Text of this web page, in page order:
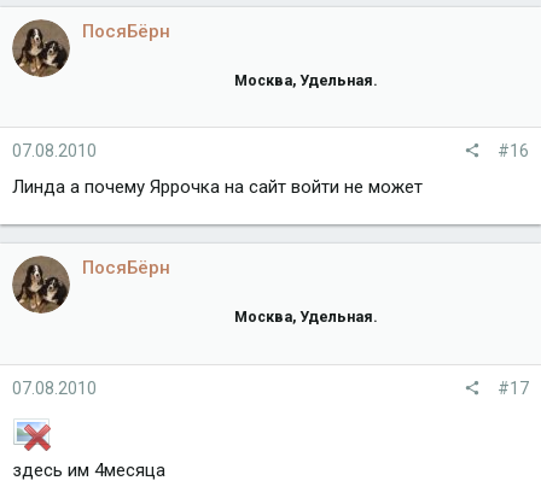
ПосяБёрн
Москва, Удельная.
07.08.2010 #16
Линда а почему Яррочка на сайт войти не может
ПосяБёрн
Москва, Удельная.
07.08.2010 #17
здесь им 4месяца